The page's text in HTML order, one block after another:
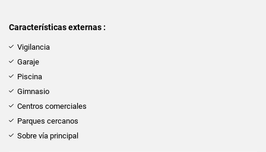
Características externas :
Vigilancia
Garaje
Piscina
Gimnasio
Centros comerciales
Parques cercanos
Sobre vía principal